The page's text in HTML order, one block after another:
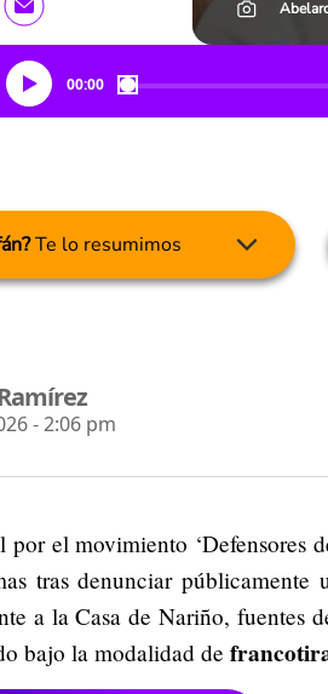
00:00
Te lo resumimos
- 2:06 pm
el movimiento ‘Defensores
tras denunciar públicamente
a la Casa de Nariño, fuentes
bajo la modalidad de